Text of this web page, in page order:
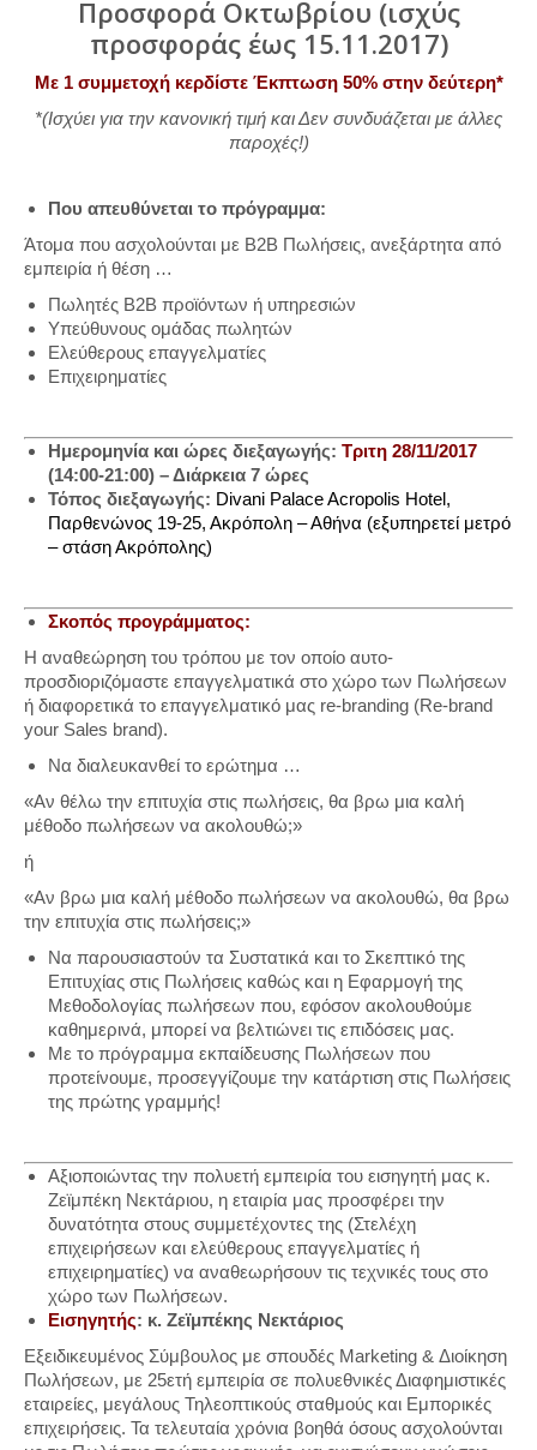
Προσφορά Οκτωβρίου (ισχύς
προσφοράς έως 15.11.2017)
Με 1 συμμετοχή κερδίστε Έκπτωση 50% στην δεύτερη*
*(Ισχύει για την κανονική τιμή και Δεν συνδυάζεται με άλλες
παροχές!)
Που απευθύνεται το πρόγραμμα:
Άτομα που ασχολούνται με Β2Β Πωλήσεις, ανεξάρτητα από
εμπειρία ή θέση …
Πωλητές Β2Β προϊόντων ή υπηρεσιών
Υπεύθυνους ομάδας πωλητών
Ελεύθερους επαγγελματίες
Επιχειρηματίες
Ημερομηνία και ώρες διεξαγωγής: Τριτη 28/11/2017
(14:00-21:00) – Διάρκεια 7 ώρες
Τόπος διεξαγωγής: Divani Palace Acropolis Hotel,
Παρθενώνος 19-25, Ακρόπολη – Αθήνα (εξυπηρετεί μετρό
– στάση Ακρόπολης)
Σκοπός προγράμματος:
Η αναθεώρηση του τρόπου με τον οποίο αυτο-
προσδιοριζόμαστε επαγγελματικά στο χώρο των Πωλήσεων
ή διαφορετικά το επαγγελματικό μας re-branding (Re-brand
your Sales brand).
Να διαλευκανθεί το ερώτημα …
«Αν θέλω την επιτυχία στις πωλήσεις, θα βρω μια καλή
μέθοδο πωλήσεων να ακολουθώ;»
ή
«Αν βρω μια καλή μέθοδο πωλήσεων να ακολουθώ, θα βρω
την επιτυχία στις πωλήσεις;»
Να παρουσιαστούν τα Συστατικά και το Σκεπτικό της
Επιτυχίας στις Πωλήσεις καθώς και η Εφαρμογή της
Μεθοδολογίας πωλήσεων που, εφόσον ακολουθούμε
καθημερινά, μπορεί να βελτιώνει τις επιδόσεις μας.
Με το πρόγραμμα εκπαίδευσης Πωλήσεων που
προτείνουμε, προσεγγίζουμε την κατάρτιση στις Πωλήσεις
της πρώτης γραμμής!
Αξιοποιώντας την πολυετή εμπειρία του εισηγητή μας κ.
Ζεϊμπέκη Νεκτάριου, η εταιρία μας προσφέρει την
δυνατότητα στους συμμετέχοντες της (Στελέχη
επιχειρήσεων και ελεύθερους επαγγελματίες ή
επιχειρηματίες) να αναθεωρήσουν τις τεχνικές τους στο
χώρο των Πωλήσεων.
Εισηγητής: κ. Ζεϊμπέκης Νεκτάριος
Εξειδικευμένος Σύμβουλος με σπουδές Marketing & Διοίκηση
Πωλήσεων, με 25ετή εμπειρία σε πολυεθνικές Διαφημιστικές
εταιρείες, μεγάλους Τηλεοπτικούς σταθμούς και Εμπορικές
επιχειρήσεις. Τα τελευταία χρόνια βοηθά όσους ασχολούνται